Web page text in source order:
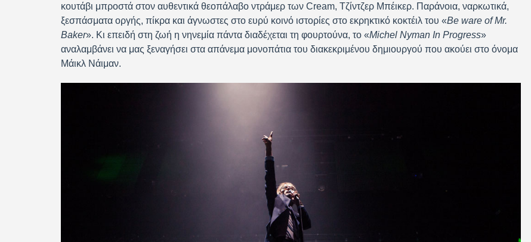
κουτάβι μπροστά στον αυθεντικά θεοπάλαβο ντράμερ των Cream, Τζίντζερ Μπέικερ. Παράνοια, ναρκωτικά,
ξεσπάσματα οργής, πίκρα και άγνωστες στο ευρύ κοινό ιστορίες στο εκρηκτικό κοκτέιλ του «Be ware ofMr.
Baker». Κι επειδή στη ζωή η νηνεμία πάντα διαδέχεται τη φουρτούνα, το «Michel Nyman In Progress»
αναλαμβάνει να μας ξεναγήσει στα απάνεμα μονοπάτια του διακεκριμένου δημιουργού που ακούει στο όνομα
Μάικλ Νάιμαν.